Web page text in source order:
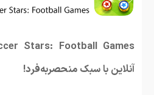
آنلاین با سبک منحصر‌به‌فرد!